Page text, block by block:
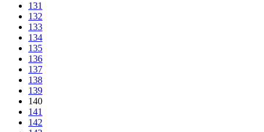
131
132
133
134
135
136
137
138
139
140
141
142